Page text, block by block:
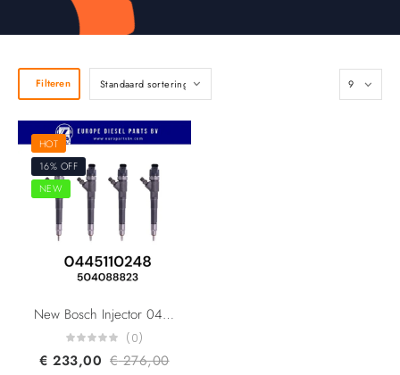
Filteren
HOT
16% OFF
NEW
New Bosch Injector 0445110248 0445110247 504380470 504301170 504088823 QC000178 1984G8 For Citroen Jumper Fiat Ducato Hyundai HD78 Iveco Daily Peugeot Boxer CR Injector 3.0L
(0)
€ 233,00 €276,00